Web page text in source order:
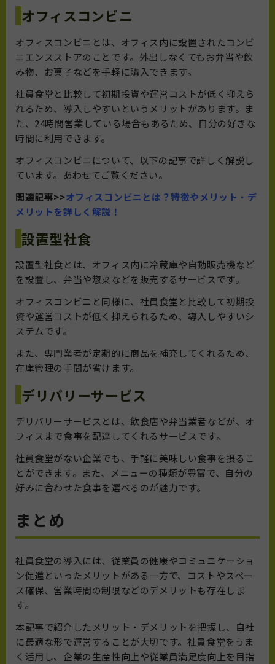
オフィスコンビニ
オフィスコンビニとは、オフィス内に設置されたコンビ
ニエンスストアのことです。外出しなくてもお弁当や飲
み物、お菓子などを手軽に購入できます。
社員食堂と比較して初期投資や運営コストが低く抑えら
れるため、導入しやすいというメリットがあります。ま
た、24時間営業している場合もあるため、自分の好きな
時間に利用できます。
オフィスコンビニについて、以下の記事で詳しく解説し
ています。あわせてご覧ください。
関連記事>>オフィスコンビニとは？特徴やメリット・デ
メリットを詳しく解説！
設置型社食
設置型社食とは、オフィス内に冷蔵庫や自動販売機など
を設置し、弁当や惣菜などを販売するサービスです。
オフィスコンビニと同様に、社員食堂と比較して初期投
資や運営コストが低く抑えられるため、導入しやすいシ
ステムです。
また、専門業者が定期的に商品を補充してくれるため、
在庫管理の手間が省けます。
デリバリーサービス
デリバリーサービスとは、飲食店や弁当業者などが、オ
フィスまで食事を配達してくれるサービスです。
社員食堂がない企業でも、手軽に美味しい食事を摂るこ
とができます。また、メニューの種類が豊富で、自分の
好みに合わせた食事を選べるのが魅力です。
まとめ
社員食堂の導入には、従業員の健康やコミュニケーショ
ン促進といったメリットがある一方で、コストやスペー
ス確保、営業時間の制限などのデメリットも存在しま
す。
本記事で紹介したメリット・デメリットを把握し、自社
に最適な形で運営することが大切です。社員食堂をうま
く活用し、企業の生産性向上や従業員満足度向上を目指